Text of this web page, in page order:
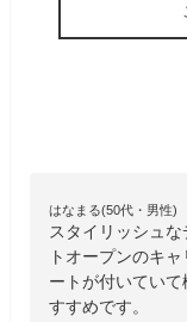
はなまる(50代・男性)
スタイリッシュ
トオープンのキ
ートが付いてい
すすめです。